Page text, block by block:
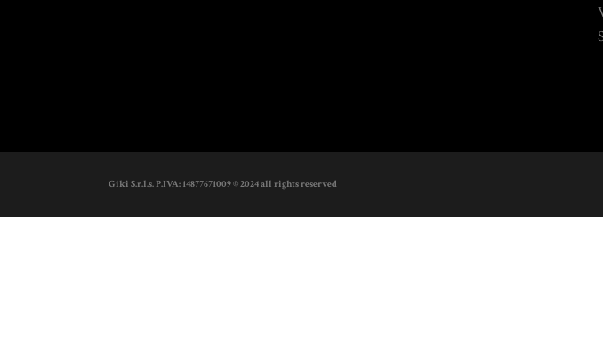
Giki S.r.l.s. P.IVA: 14877671009 © 2024 all rights reserved